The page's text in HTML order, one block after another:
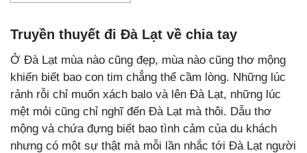
Truyền thuyết đi Đà Lạt về chia tay
Ở Đà Lạt mùa nào cũng đẹp, mùa nào cũng thơ mộng
khiến biết bao con tim chẳng thể cầm lòng. Những lúc
rảnh rỗi chỉ muốn xách balo và lên Đà Lạt, những lúc
mệt mỏi cũng chỉ nghĩ đến Đà Lạt mà thôi. Dẫu thơ
mộng và chứa đựng biết bao tình cảm của du khách
nhưng có một sự thật mà mỗi lần nhắc tới Đà Lạt người